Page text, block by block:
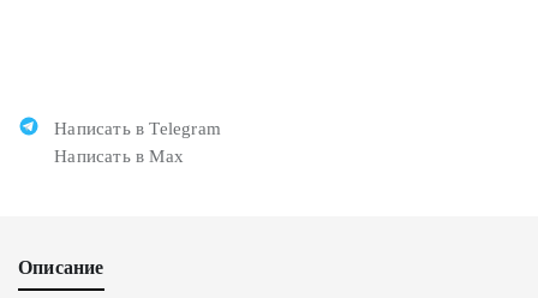
Написать в Telegram
Написать в Max
Описание